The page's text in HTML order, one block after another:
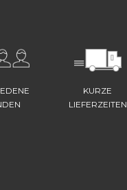
KURZE
LIEFERZEITEN